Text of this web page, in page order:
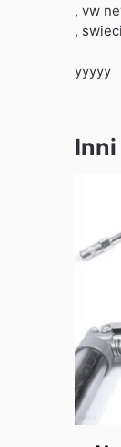
, vw
,
yyyyy